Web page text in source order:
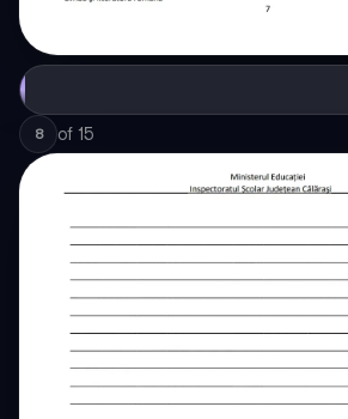
8 of 15